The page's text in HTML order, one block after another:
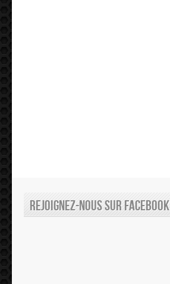
Rejoignez-nous sur Facebook